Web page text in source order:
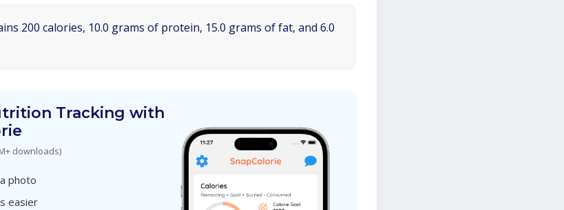
200 calories, 10.0 grams of protein, 15.0 grams of fat, and 6.0
Tracking with
downloads)
photo
easier